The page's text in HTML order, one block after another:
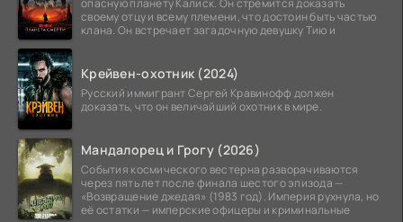
опасную планету Калиск. Он стремится доказать
своему отцу и всему племени, что достоин быть частью
клана. Он встречает загадочную девушку Тию и
Крейвен-охотник (2024)
Русский иммигрант Сергей Кравинофф должен
доказать, что он величайший охотник в мире.
Мандалорец и Грогу (2026)
События космического вестерна разворачиваются
через пять лет после финала шестого эпизода —
«Возвращение джедая» (1983 год). Империя рухнула, но
её остатки — имперские офицеры и криминальные